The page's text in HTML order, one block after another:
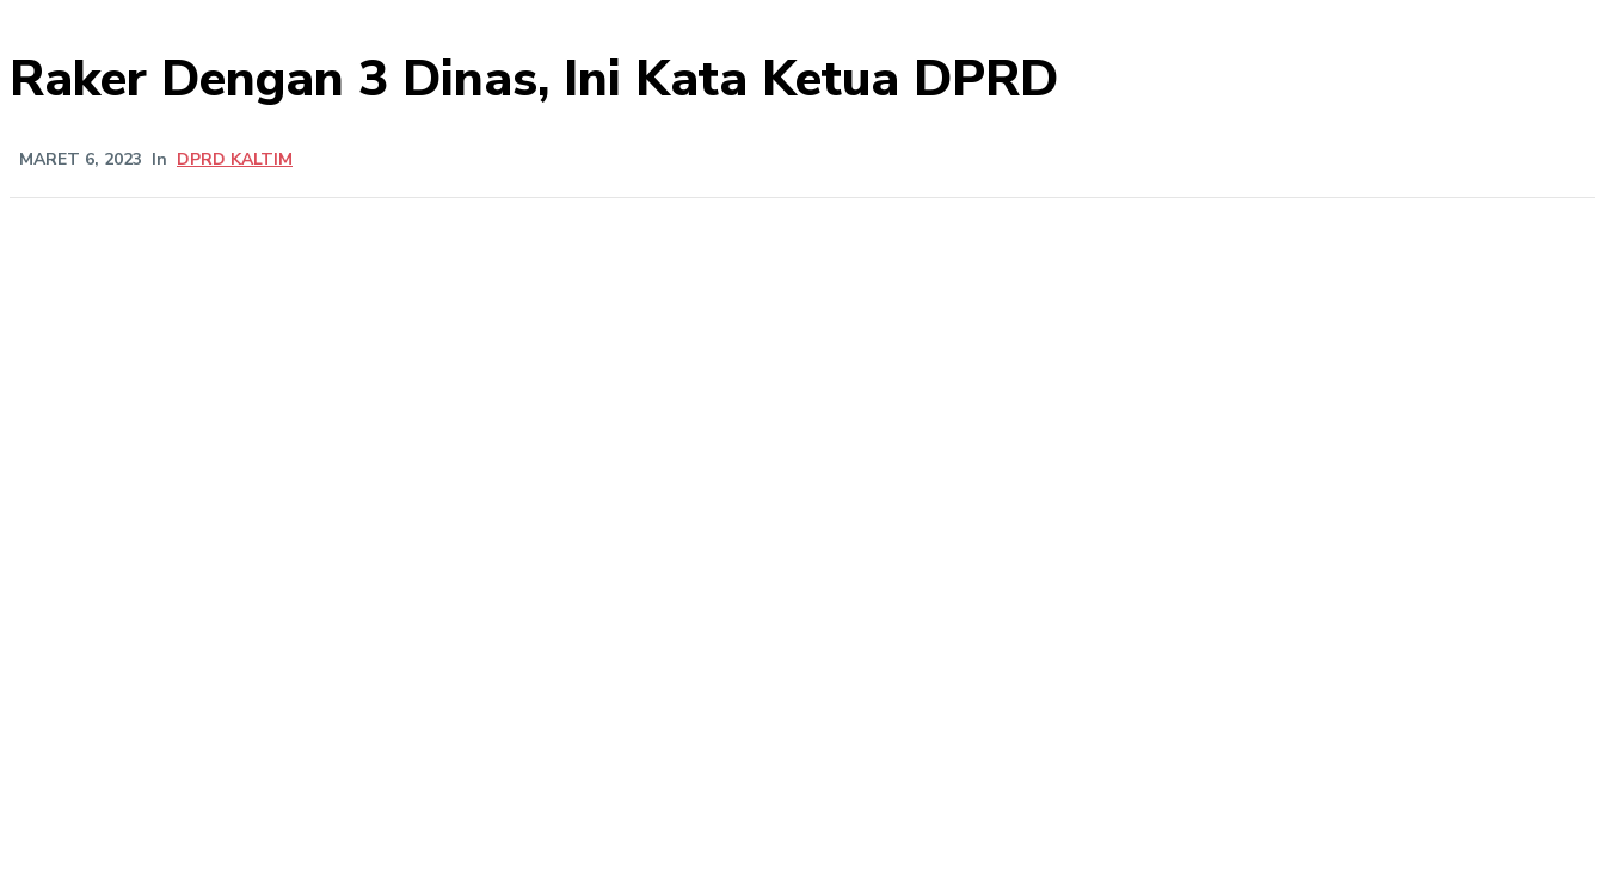
Raker Dengan 3 Dinas, Ini Kata Ketua DPRD
MARET 6, 2023 In DPRD KALTIM